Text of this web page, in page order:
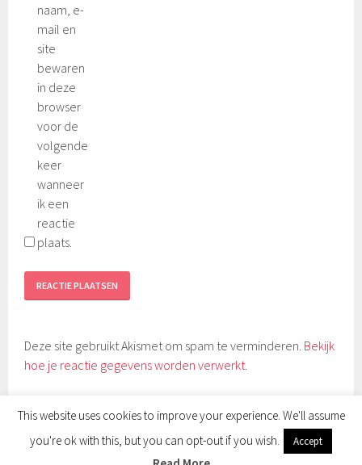
naam, e-
mail en
site
bewaren
in deze
browser
voor de
volgende
keer
wanneer
ik een
reactie
plaats.
Deze site gebruikt Akismet om spam te verminderen. Bekijk
hoe je reactie gegevens worden verwerkt.
ONDERSTEUND DOOR WORDPRESS | THEMA: SELA DOOR
This website uses cookies to improve your experience. We'll assume
you're ok with this, but you can opt-out if you wish.
Accept